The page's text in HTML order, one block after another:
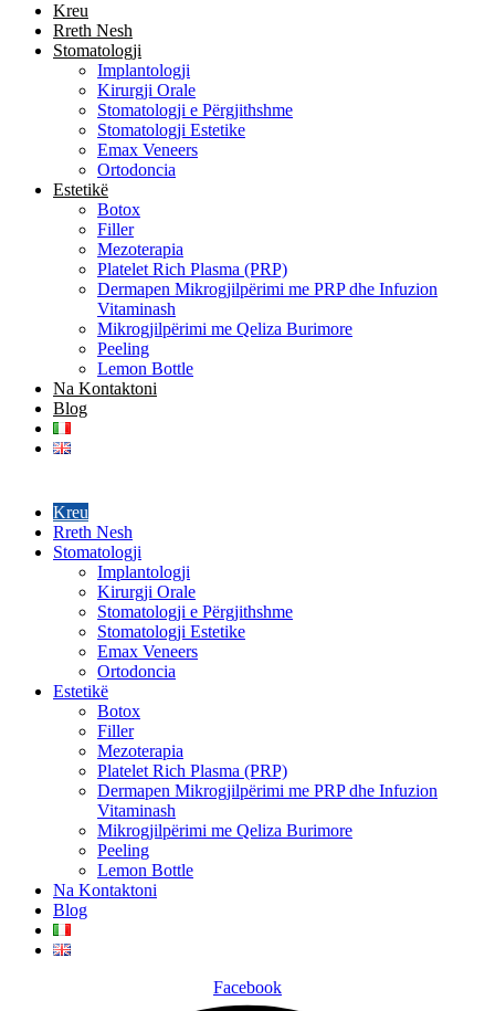
Kreu
Rreth Nesh
Stomatologji
Implantologji
Kirurgji Orale
Stomatologji e Përgjithshme
Stomatologji Estetike
Emax Veneers
Ortodoncia
Estetikë
Botox
Filler
Mezoterapia
Platelet Rich Plasma (PRP)
Dermapen Mikrogjilpërimi me PRP dhe Infuzion
Vitaminash
Mikrogjilpërimi me Qeliza Burimore
Peeling
Lemon Bottle
Na Kontaktoni
Blog
Kreu
Rreth Nesh
Stomatologji
Implantologji
Kirurgji Orale
Stomatologji e Përgjithshme
Stomatologji Estetike
Emax Veneers
Ortodoncia
Estetikë
Botox
Filler
Mezoterapia
Platelet Rich Plasma (PRP)
Dermapen Mikrogjilpërimi me PRP dhe Infuzion
Vitaminash
Mikrogjilpërimi me Qeliza Burimore
Peeling
Lemon Bottle
Na Kontaktoni
Blog
Facebook